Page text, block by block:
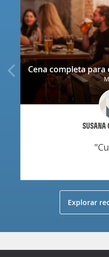
SUSANA
Explorar